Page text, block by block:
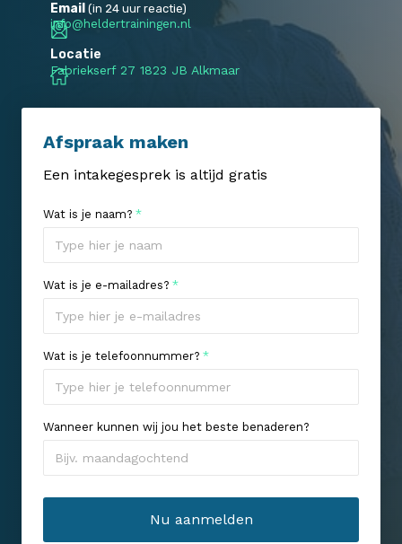
Email (in 24 uur reactie)
info@heldertrainingen.nl
Locatie
Fabriekserf 27 1823 JB Alkmaar
Afspraak maken
Een intakegesprek is altijd gratis
Wat is je naam? *
Wat is je e-mailadres? *
Wat is je telefoonnummer? *
Wanneer kunnen wij jou het beste benaderen?